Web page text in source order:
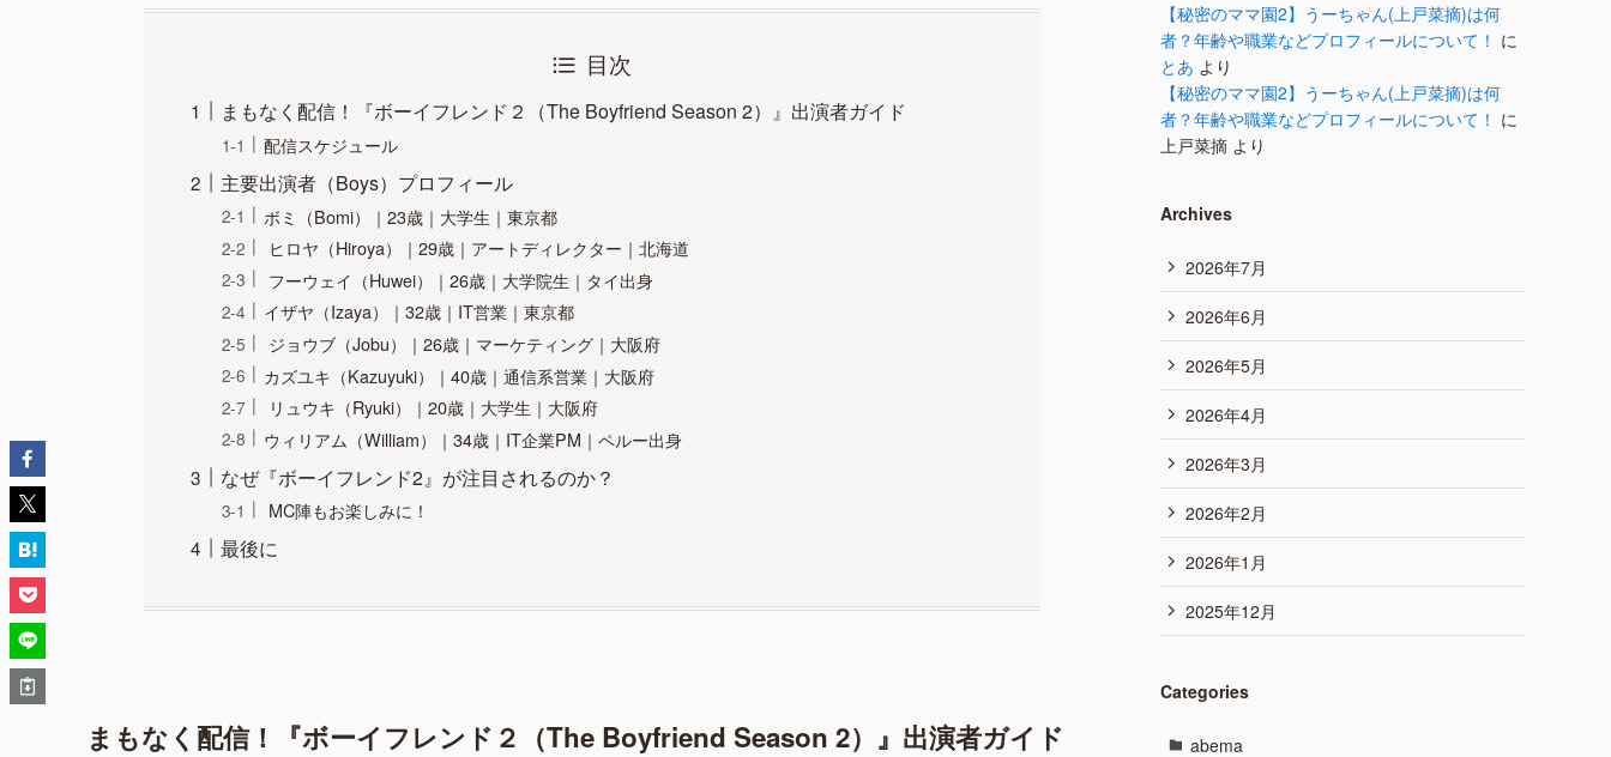
目次
まもなく配信！『ボーイフレンド２（The Boyfriend Season 2）』出演者ガイド
配信スケジュール
主要出演者（Boys）プロフィール
ボミ（Bomi）｜23歳｜大学生｜東京都
ヒロヤ（Hiroya）｜29歳｜アートディレクター｜北海道
フーウェイ（Huwei）｜26歳｜大学院生｜タイ出身
イザヤ（Izaya）｜32歳｜IT営業｜東京都
ジョウブ（Jobu）｜26歳｜マーケティング｜大阪府
カズユキ（Kazuyuki）｜40歳｜通信系営業｜大阪府
リュウキ（Ryuki）｜20歳｜大学生｜大阪府
ウィリアム（William）｜34歳｜IT企業PM｜ペルー出身
なぜ『ボーイフレンド2』が注目されるのか？
MC陣もお楽しみに！
最後に
まもなく配信！『ボーイフレンド２（The Boyfriend Season 2）』出演者ガイド
【秘密のママ園2】うーちゃん(上戸菜摘)は何
者？年齢や職業などプロフィールについて！ に
とあ より
【秘密のママ園2】うーちゃん(上戸菜摘)は何
者？年齢や職業などプロフィールについて！ に
上戸菜摘 より
Archives
2026年7月
2026年6月
2026年5月
2026年4月
2026年3月
2026年2月
2026年1月
2025年12月
Categories
abema